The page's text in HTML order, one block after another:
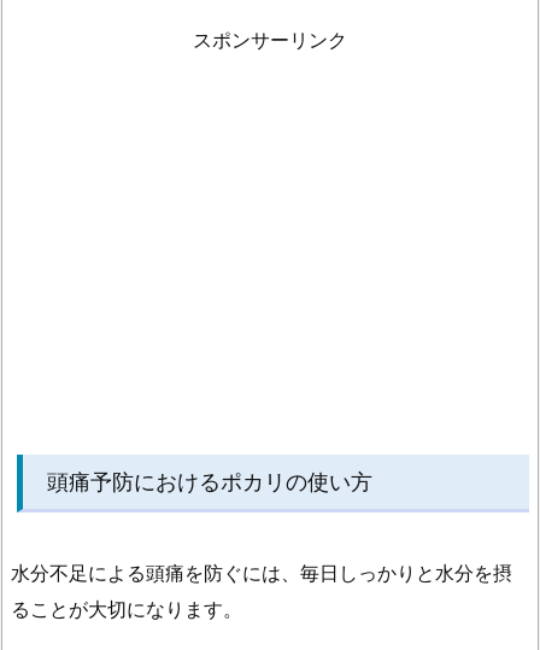
スポンサーリンク
頭痛予防におけるポカリの使い方
水分不足による頭痛を防ぐには、毎日しっかりと水分を摂
ることが大切になります。